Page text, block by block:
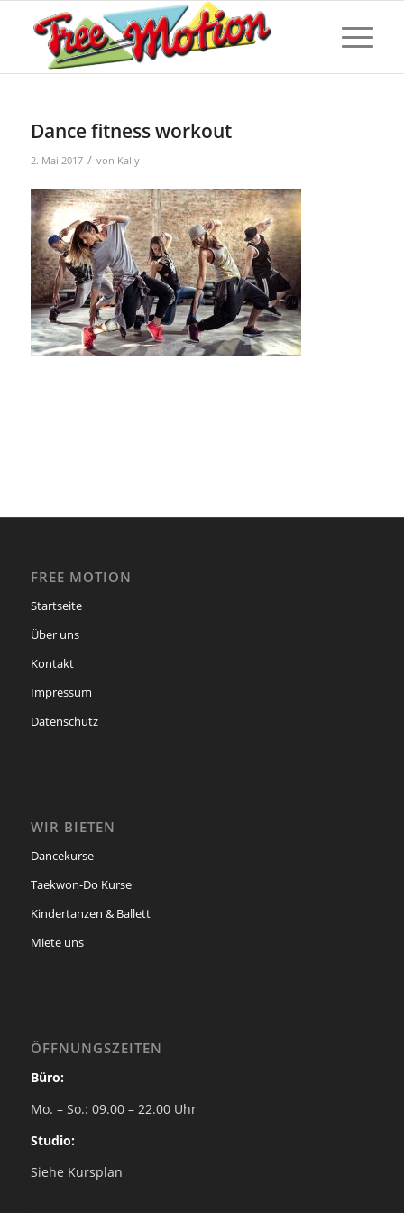
Dance fitness workout
2. Mai 2017 / von Kally
FREE MOTION
Startseite
Über uns
Kontakt
Impressum
Datenschutz
WIR BIETEN
Dancekurse
Taekwon-Do Kurse
Kindertanzen & Ballett
Miete uns
ÖFFNUNGSZEITEN
Büro:
Mo. – So.: 09.00 – 22.00 Uhr
Studio:
Siehe Kursplan